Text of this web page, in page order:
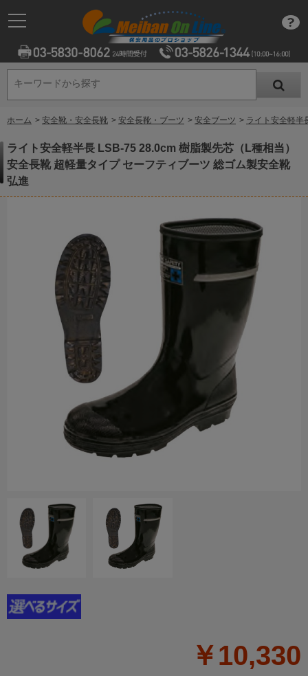
キーワードから探す
キーワードから探す
ホーム > 安全靴・安全長靴 > 安全長靴・ブーツ > 安全ブーツ > ライト安全軽半
ライト安全軽半長 LSB-75 28.0cm 樹脂製先芯（L種相当）
安全長靴 超軽量タイプ セーフティブーツ 総ゴム製安全靴
弘進
￥10,330